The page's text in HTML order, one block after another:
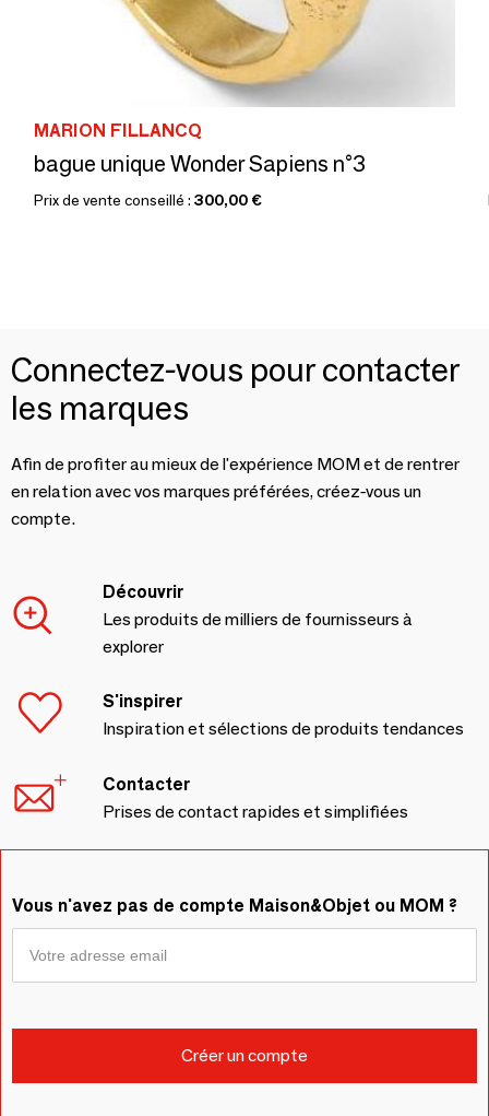
MARION FILLANCQ
bague unique Wonder Sapiens n°3
Prix de vente conseillé : 300,00 €
Connectez-vous pour contacter
les marques
Afin de profiter au mieux de l'expérience MOM et de rentrer
en relation avec vos marques préférées, créez-vous un
compte.
Découvrir
Les produits de milliers de fournisseurs à
explorer
S'inspirer
Inspiration et sélections de produits tendances
Contacter
Prises de contact rapides et simplifiées
Vous n'avez pas de compte Maison&Objet ou MOM ?